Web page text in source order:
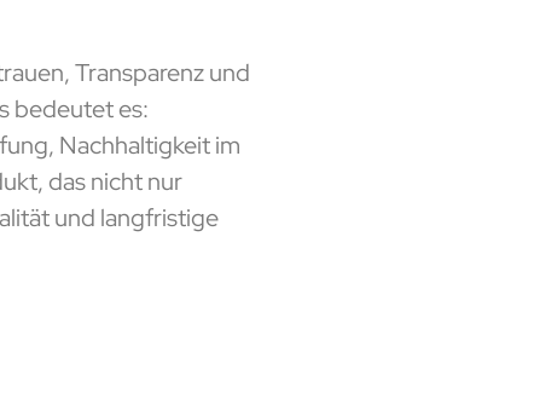
Transparenz und
bedeutet es:
Nachhaltigkeit im
das nicht nur
und langfristige